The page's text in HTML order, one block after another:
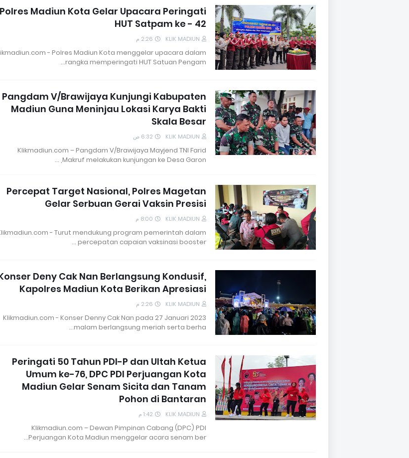
Polres Madiun Kota Gelar Upacara Peringati
HUT Satpam ke - 42
KLIK MADIUN 2:26 م
- Polres Madiun Kota menggelar upacara dalam
rangka memperingati HUT Satuan Pengam…
Pangdam V/Brawijaya Kunjungi Kabupaten
Madiun Guna Meninjau Lokasi Karya Bakti
Skala Besar
KLIK MADIUN 6:32 ص
Klikmadiun.com – Pangdam V/Brawijaya Mayjend TNI Farid
Makruf melakukan kunjungan ke Desa Garon, …
Percepat Target Nasional, Polres Magetan
Gelar Serbuan Gerai Vaksin Presisi
KLIK MADIUN 8:00 م
- Turut mendukung program pemerintah dalam
percepatan capaian vaksinasi booster …
Deny Cak Nan Berlangsung Kondusif,
Kapolres Madiun Kota Berikan Apresiasi
KLIK MADIUN 2:26 م
Klikmadiun.com - Konser Denny Cak Nan pada 27 Januari 2023
malam berlangsung meriah serta berha…
Peringati 50 Tahun PDI-P dan Ultah Ketua
Umum ke-76, DPC PDI Perjuangan Kota
Madiun Gelar Senam Sicita dan Tanam
Pohon di Bantaran
KLIK MADIUN 1:42 م
Klikmadiun.com – Dewan Pimpinan Cabang (DPC) PDI
Perjuangan Kota Madiun menggelar acara senam ber…